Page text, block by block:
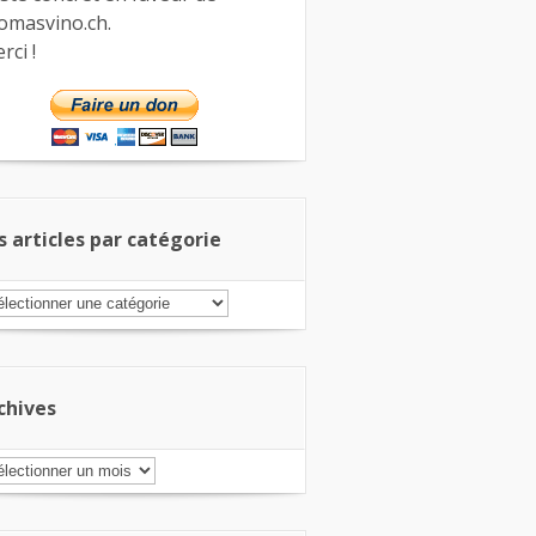
!
articles par catégorie